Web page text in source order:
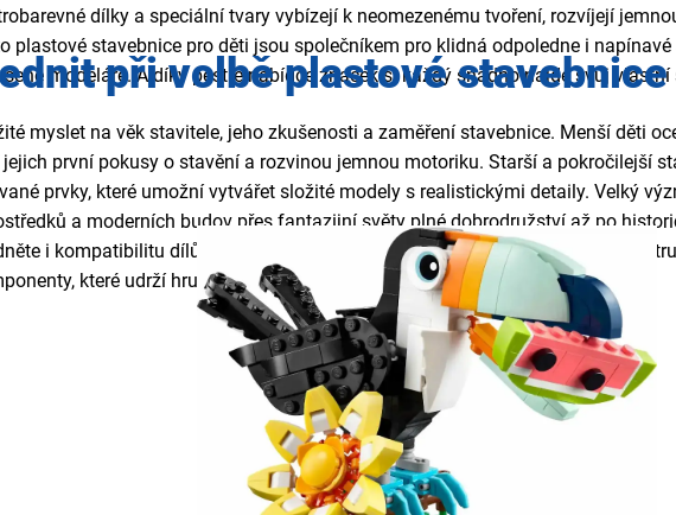
dílky a speciální tvary vybízejí k neomezenému tvoření, rozvíjejí
plastové stavebnice pro děti jsou společníkem pro klidná odpoledne i
modeláře. A díky pestré nabídce značek si každý snadno najde svůj
při volbě plastové
myslet na věk stavitele, jeho zkušenosti a zaměření stavebnice. Menší děti
první pokusy o stavění a rozvinou jemnou motoriku. Starší a pokročilejší
prvky, které umožní vytvářet složité modely s realistickými detaily. Velký
a moderních budov přes fantazijní světy plné dobrodružství až po
i kompatibilitu dílů s jinými sadami, kvalitu spojů zajišťující pevnost
které udrží hru dlouhodobě atraktivní.